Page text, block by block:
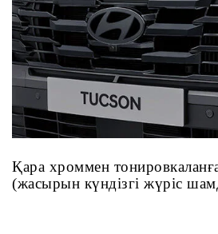
Қара хроммен
(жасырын күндізгі жүріс